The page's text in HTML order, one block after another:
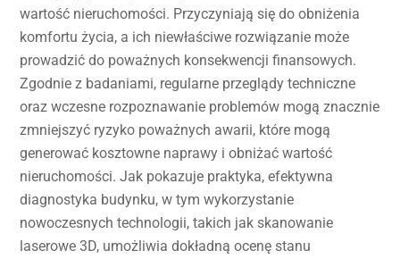
wartość nieruchomości. Przyczyniają się do obniżenia
komfortu życia, a ich niewłaściwe rozwiązanie może
prowadzić do poważnych konsekwencji finansowych.
Zgodnie z badaniami, regularne przeglądy techniczne
oraz wczesne rozpoznawanie problemów mogą znacznie
zmniejszyć ryzyko poważnych awarii, które mogą
generować kosztowne naprawy i obniżać wartość
nieruchomości. Jak pokazuje praktyka, efektywna
diagnostyka budynku, w tym wykorzystanie
nowoczesnych technologii, takich jak skanowanie
laserowe 3D, umożliwia dokładną ocenę stanu